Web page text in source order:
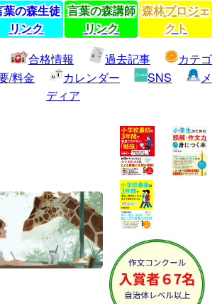
葉の森生徒
リンク
言葉の森講師
リンク
森林プロジェ
クト
合格情報 過去記事
カテゴ
/料金 カレンダー SNS
メ
ディア